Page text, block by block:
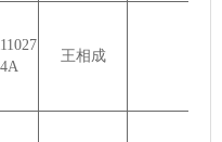
王相成